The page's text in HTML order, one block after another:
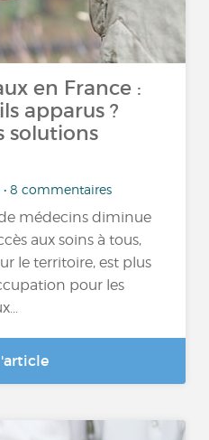
en France :
apparus ?
solutions
• 8 commentaires
médecins diminue
aux soins à tous,
le territoire, est plus
pour les